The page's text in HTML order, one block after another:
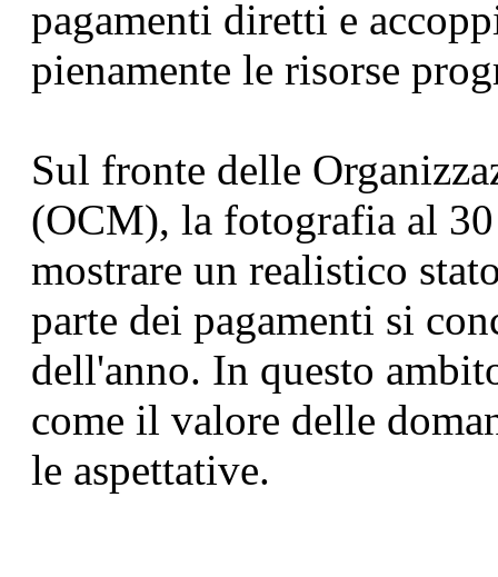
pagamenti diretti e
pienamente le risorse
Sul fronte delle
(OCM), la fotografia al
mostrare un realistico
parte dei pagamenti si
dell'anno. In questo
come il valore delle
le aspettative.